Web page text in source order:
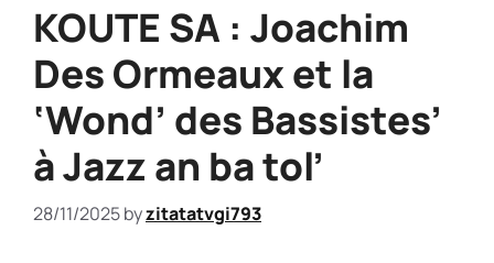
KOUTE SA : Joachim
Des Ormeaux et la
‘Wond’ des Bassistes’
à Jazz an ba tol’
28/11/2025byzitatatvgi793